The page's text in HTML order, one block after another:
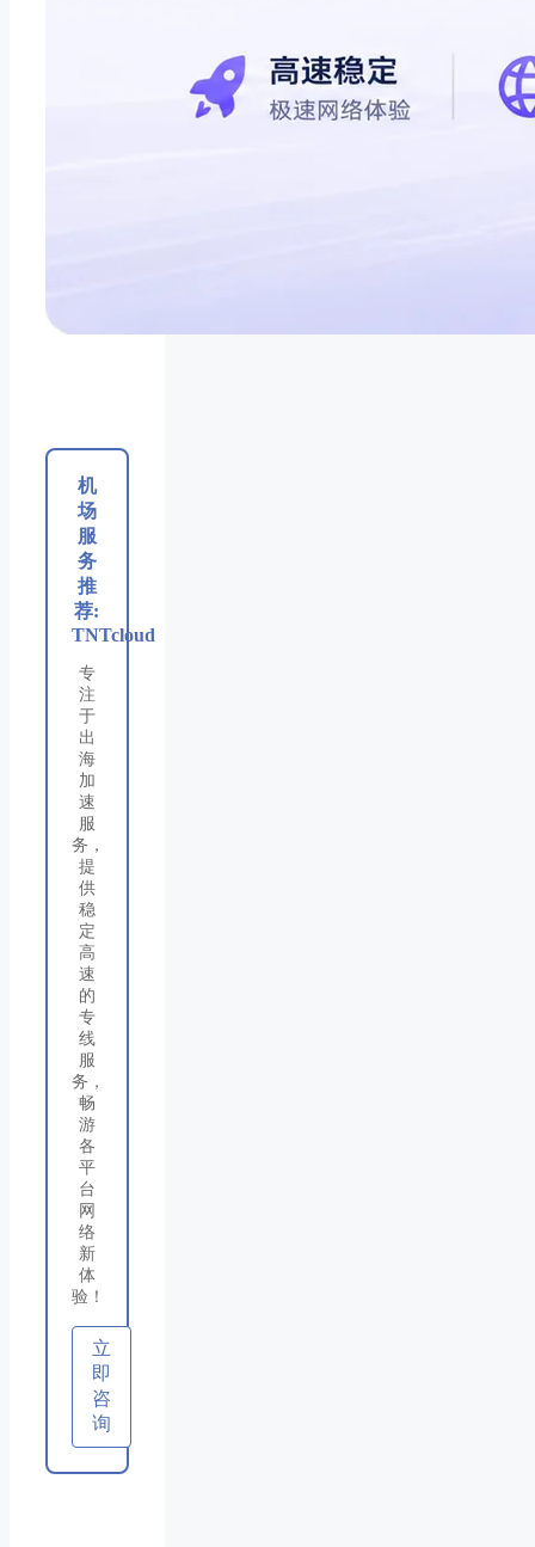
机
场
服
务
推
荐:
TNTcloud
专
注
于
出
海
加
速
服
务，
提
供
稳
定
高
速
的
专
线
服
务，
畅
游
各
平
台
网
络
新
体
验！
立
即
咨
询